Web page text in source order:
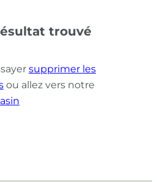
trouvé
supprimer les
ou allez vers notre